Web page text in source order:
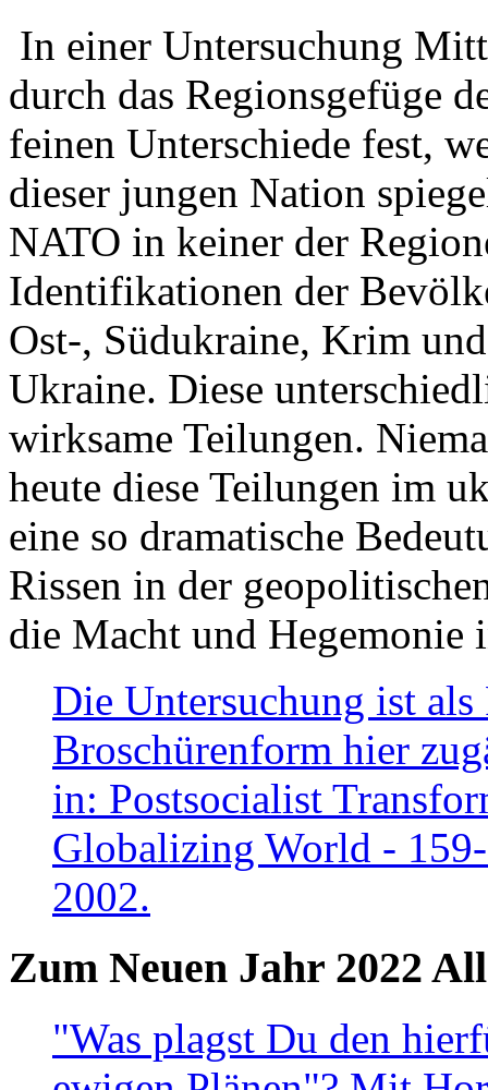
In einer Untersuchung
durch das Regionsgefüge
feinen Unterschiede fest,
dieser jungen Nation
NATO in keiner der
Identifikationen der
Ost-, Südukraine, Krim
Ukraine. Diese
wirksame Teilungen.
heute diese Teilungen im
eine so dramatische
Rissen in der
die Macht und Hegemonie
Die Untersuchung ist
Broschürenform hier
in: Postsocialist
Globalizing World -
2002.
Zum Neuen Jahr 2022
"Was plagst Du den